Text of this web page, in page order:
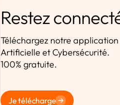
Restez
Téléchargez notre
Artificielle et Cybersécurité.
100% gratuite.
Je télécharge